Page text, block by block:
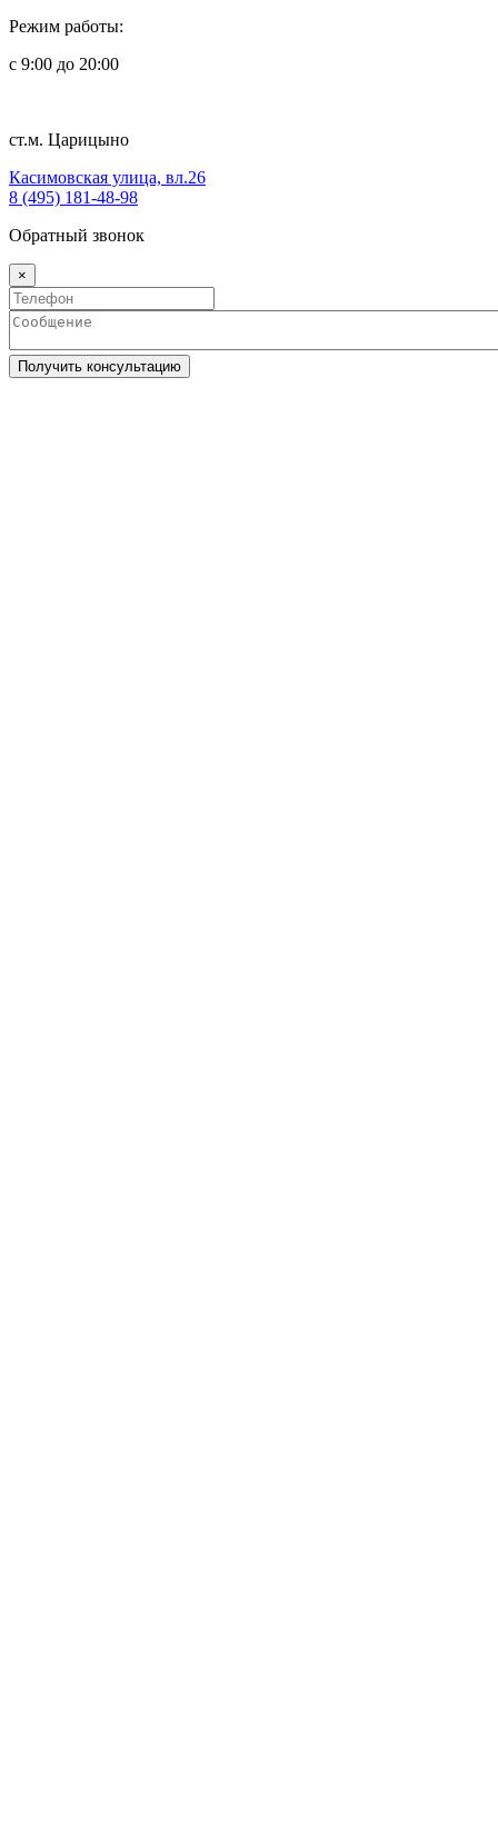
Режим работы:
с 9:00 до 20:00
ст.м. Царицыно
Касимовская улица, вл.26
8 (495) 181-48-98
Обратный звонок
×
Получить консультацию